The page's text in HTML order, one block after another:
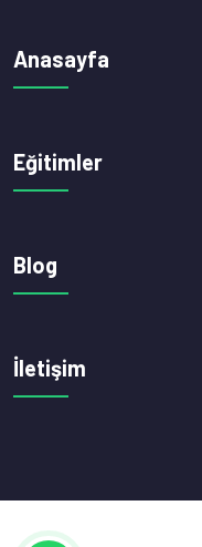
Anasayfa
Eğitimler
Blog
İletişim